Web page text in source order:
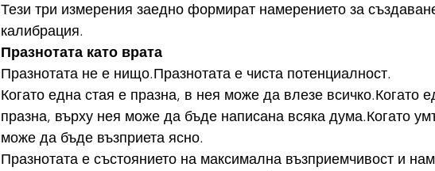
Тези три измерения заедно формират намерението за
калибрация.
Празнотата като врата
Празнотата не е нищо.Празнотата е чиста потенциалност.
Когато една стая е празна, в нея може да влезе всичко.Когато
празна, върху нея може да бъде написана всяка дума.Когато
може да бъде възприета ясно.
Празнотата е състоянието на максимална възприемчивост и